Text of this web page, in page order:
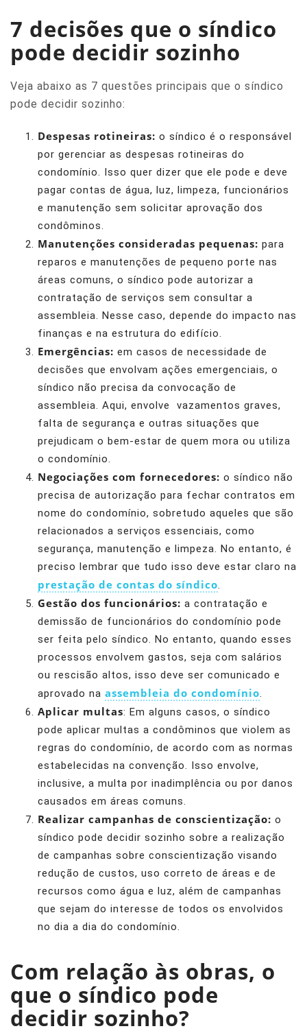
7 decisões que o síndico
pode decidir sozinho
Veja abaixo as 7 questões principais que o síndico
pode decidir sozinho:
Despesas rotineiras: o síndico é o responsável
por gerenciar as despesas rotineiras do
condomínio. Isso quer dizer que ele pode e deve
pagar contas de água, luz, limpeza, funcionários
e manutenção sem solicitar aprovação dos
condôminos.
Manutenções consideradas pequenas: para
reparos e manutenções de pequeno porte nas
áreas comuns, o síndico pode autorizar a
contratação de serviços sem consultar a
assembleia. Nesse caso, depende do impacto nas
finanças e na estrutura do edifício.
Emergências: em casos de necessidade de
decisões que envolvam ações emergenciais, o
síndico não precisa da convocação de
assembleia. Aqui, envolve vazamentos graves,
falta de segurança e outras situações que
prejudicam o bem-estar de quem mora ou utiliza
o condomínio.
Negociações com fornecedores: o síndico não
precisa de autorização para fechar contratos em
nome do condomínio, sobretudo aqueles que são
relacionados a serviços essenciais, como
segurança, manutenção e limpeza. No entanto, é
preciso lembrar que tudo isso deve estar claro na
prestação de contas do síndico.
Gestão dos funcionários: a contratação e
demissão de funcionários do condomínio pode
ser feita pelo síndico. No entanto, quando esses
processos envolvem gastos, seja com salários
ou rescisão altos, isso deve ser comunicado e
aprovado na assembleia do condomínio.
Aplicar multas: Em alguns casos, o síndico
pode aplicar multas a condôminos que violem as
regras do condomínio, de acordo com as normas
estabelecidas na convenção. Isso envolve,
inclusive, a multa por inadimplência ou por danos
causados em áreas comuns.
Realizar campanhas de conscientização: o
síndico pode decidir sozinho sobre a realização
de campanhas sobre conscientização visando
redução de custos, uso correto de áreas e de
recursos como água e luz, além de campanhas
que sejam do interesse de todos os envolvidos
no dia a dia do condomínio.
Com relação às obras, o
que o síndico pode
decidir sozinho?